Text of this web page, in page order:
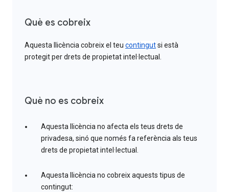
Què es cobreix
Aquesta llicència cobreix el teu contingutsi està
protegit per drets de propietat intel·lectual.
Què no es cobreix
Aquesta llicència no afecta els teus drets de
privadesa, sinó que només fa referència als teus
drets de propietat intel·lectual.
Aquesta llicència no cobreix aquests tipus de
contingut: